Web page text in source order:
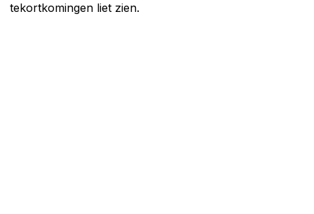
tekortkomingen liet zien.